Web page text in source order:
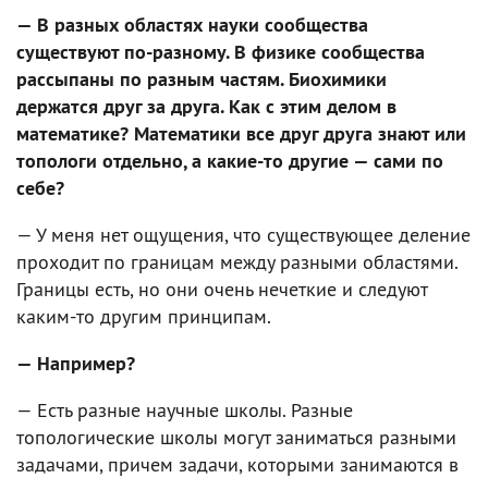
— В разных областях науки сообщества
существуют по-разному. В физике сообщества
рассыпаны по разным частям. Биохимики
держатся друг за друга. Как с этим делом в
математике? Математики все друг друга знают или
топологи отдельно, а какие-то другие — сами по
себе?
— У меня нет ощущения, что существующее деление
проходит по границам между разными областями.
Границы есть, но они очень нечеткие и следуют
каким-то другим принципам.
— Например?
— Есть разные научные школы. Разные
топологические школы могут заниматься разными
задачами, причем задачи, которыми занимаются в